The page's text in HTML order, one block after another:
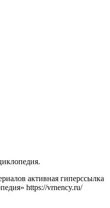
активная гиперссылка
https://vrnency.ru/